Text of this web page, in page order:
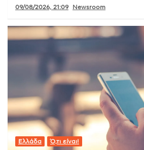
09/08/2026, 21:09 Newsroom
Ελλάδα Ό,τι είναι!